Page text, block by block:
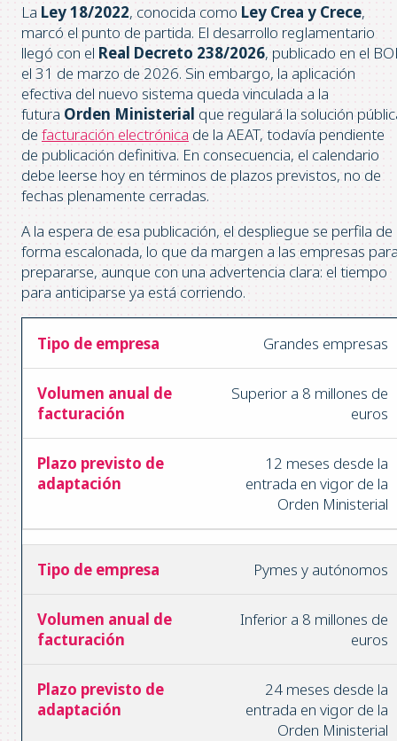
La Ley 18/2022, conocida como Ley Crea y Crece,
marcó el punto de partida. El desarrollo reglamentario
llegó con el Real Decreto 238/2026, publicado en el
el 31 de marzo de 2026. Sin embargo, la aplicación
efectiva del nuevo sistema queda vinculada a la
futura Orden Ministerial que regulará la solución
de facturación electrónica de la AEAT, todavía pendiente
de publicación definitiva. En consecuencia, el calendario
debe leerse hoy en términos de plazos previstos, no de
fechas plenamente cerradas.
A la espera de esa publicación, el despliegue se perfila de
forma escalonada, lo que da margen a las empresas
prepararse, aunque con una advertencia clara: el tiempo
para anticiparse ya está corriendo.
Grandes empresas
Superior a 8 millones de
euros
12 meses desde la
entrada en vigor de la
Orden Ministerial
Pymes y autónomos
Inferior a 8 millones de
euros
24 meses desde la
entrada en vigor de la
Orden Ministerial